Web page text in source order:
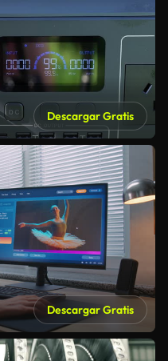
Descargar Gratis
Descargar Gratis